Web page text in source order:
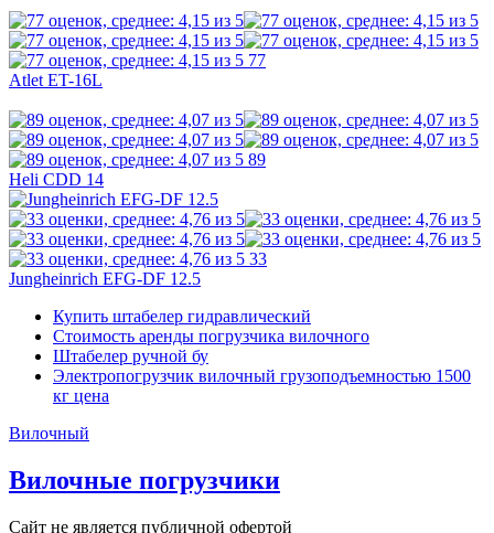
77
Atlet ET-16L
89
Heli CDD 14
33
Jungheinrich EFG-DF 12.5
Купить штабелер гидравлический
Стоимость аренды погрузчика вилочного
Штабелер ручной бу
Электропогрузчик вилочный грузоподъемностью 1500
кг цена
Вилочный
Вилочные погрузчики
Сайт не является публичной офертой